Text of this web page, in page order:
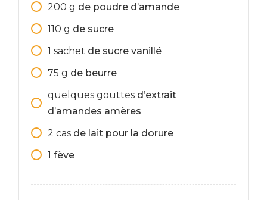
200 g de poudre d’amande
110 g de sucre
1 sachet de sucre vanillé
75 g de beurre
quelques gouttes d’extrait
d’amandes amères
2 cas de lait pour la dorure
1 fève